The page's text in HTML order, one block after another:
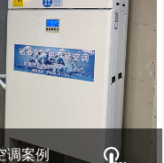
调案例